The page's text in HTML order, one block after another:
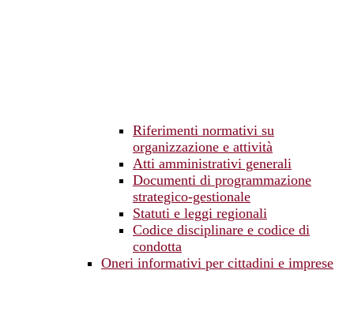
Riferimenti normativi su
organizzazione e attività
Atti amministrativi generali
Documenti di programmazione
strategico-gestionale
Statuti e leggi regionali
Codice disciplinare e codice di
condotta
Oneri informativi per cittadini e imprese